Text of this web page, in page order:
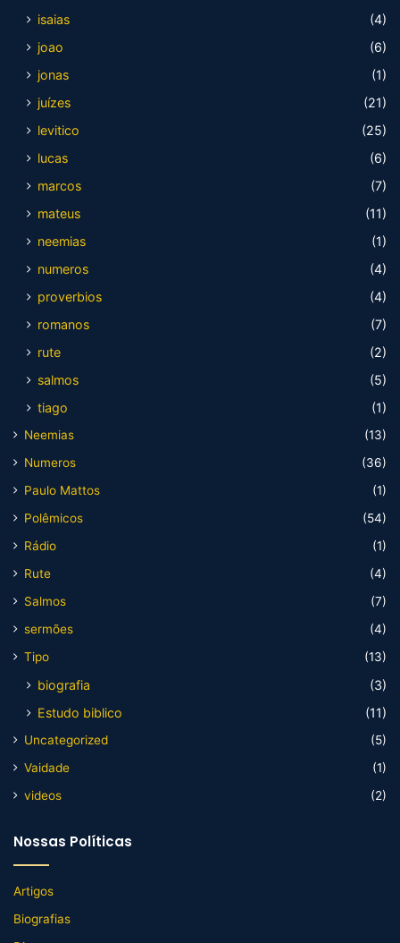
isaias
(4)
joao
(6)
jonas
(1)
juízes
(21)
levitico
(25)
lucas
(6)
marcos
(7)
mateus
(11)
neemias
(1)
numeros
(4)
proverbios
(4)
romanos
(7)
rute
(2)
salmos
(5)
tiago
(1)
Neemias
(13)
Numeros
(36)
Paulo Mattos
(1)
Polêmicos
(54)
Rádio
(1)
Rute
(4)
Salmos
(7)
sermões
(4)
Tipo
(13)
biografia
(3)
Estudo biblico
(11)
Uncategorized
(5)
Vaidade
(1)
videos
(2)
Nossas Políticas
Artigos
Biografias